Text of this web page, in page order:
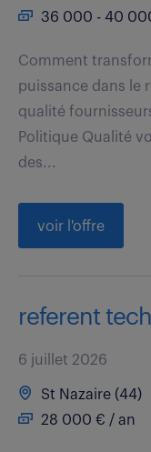
36 000 - 40
Comment
puissance dans le
qualité
Politique Qualité
des...
voir l'offre
referent
6 juillet 2026
St Nazaire (44)
28 000 € / an